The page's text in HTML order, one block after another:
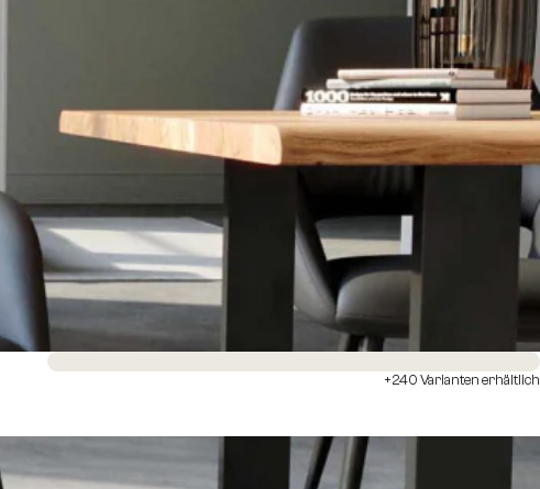
Sofort versandfertig
+240 Varianten erhältlich